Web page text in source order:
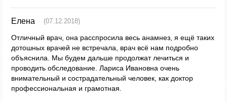
Елена (07.12.2018)
Отличный врач, она расспросила весь анамнез, я ещё таких
дотошных врачей не встречала, врач всё нам подробно
объяснила. Мы будем дальше продолжат лечиться и
проводить обследование. Лариса Ивановна очень
внимательный и сострадательный человек, как доктор
профессиональная и грамотная.